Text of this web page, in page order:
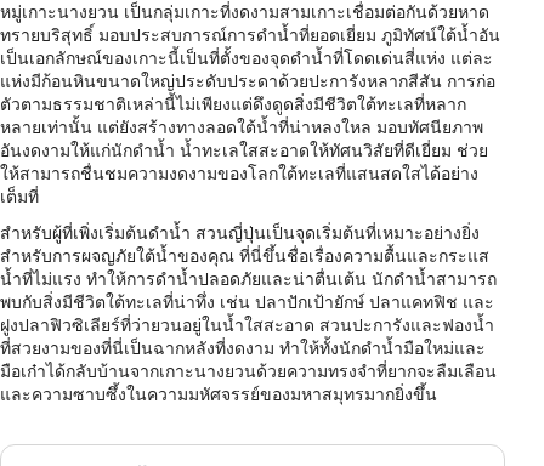
หมู่เกาะนางยวน เป็นกลุ่มเกาะที่งดงามสามเกาะเชื่อมต่อกันด้วยหาด
ทรายบริสุทธิ์ มอบประสบการณ์การดำน้ำที่ยอดเยี่ยม ภูมิทัศน์ใต้น้ำอัน
เป็นเอกลักษณ์ของเกาะนี้เป็นที่ตั้งของจุดดำน้ำที่โดดเด่นสี่แห่ง แต่ละ
แห่งมีก้อนหินขนาดใหญ่ประดับประดาด้วยปะการังหลากสีสัน การก่อ
ตัวตามธรรมชาติเหล่านี้ไม่เพียงแต่ดึงดูดสิ่งมีชีวิตใต้ทะเลที่หลาก
หลายเท่านั้น แต่ยังสร้างทางลอดใต้น้ำที่น่าหลงใหล มอบทัศนียภาพ
อันงดงามให้แก่นักดำน้ำ น้ำทะเลใสสะอาดให้ทัศนวิสัยที่ดีเยี่ยม ช่วย
ให้สามารถชื่นชมความงดงามของโลกใต้ทะเลที่แสนสดใสได้อย่าง
เต็มที่
สำหรับผู้ที่เพิ่งเริ่มต้นดำน้ำ สวนญี่ปุ่นเป็นจุดเริ่มต้นที่เหมาะอย่างยิ่ง
สำหรับการผจญภัยใต้น้ำของคุณ ที่นี่ขึ้นชื่อเรื่องความตื้นและกระแส
น้ำที่ไม่แรง ทำให้การดำน้ำปลอดภัยและน่าตื่นเต้น นักดำน้ำสามารถ
พบกับสิ่งมีชีวิตใต้ทะเลที่น่าทึ่ง เช่น ปลาปักเป้ายักษ์ ปลาแคทฟิช และ
ฝูงปลาฟิวซิเลียร์ที่ว่ายวนอยู่ในน้ำใสสะอาด สวนปะการังและฟองน้ำ
ที่สวยงามของที่นี่เป็นฉากหลังที่งดงาม ทำให้ทั้งนักดำน้ำมือใหม่และ
มือเก๋าได้กลับบ้านจากเกาะนางยวนด้วยความทรงจำที่ยากจะลืมเลือน
และความซาบซึ้งในความมหัศจรรย์ของมหาสมุทรมากยิ่งขึ้น